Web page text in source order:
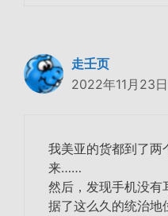
走壬页
2022年11月23
我美亚的货都到了两
来……
然后，发现手机没有
据了这么久的统治地